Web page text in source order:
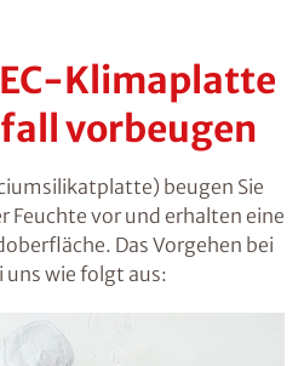
Klimaplatte
vorbeugen
beugen Sie
vor und erhalten eine
Das Vorgehen bei
wie folgt aus: